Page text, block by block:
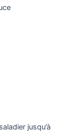
jusqu’à